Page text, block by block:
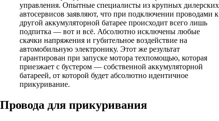
управления. Опытные специалисты из крупных дилерских
автосервисов заявляют, что при подключении проводами к
другой аккумуляторной батарее происходит всего лишь
подпитка — вот и всё. Абсолютно исключены любые
скачки напряжения и губительное воздействие на
автомобильную электронику. Этот же результат
гарантирован при запуске мотора техпомощью, которая
приезжает с бустером — собственной аккумуляторной
батареей, от которой будет абсолютно идентичное
прикуривание.
Провода для прикуривания